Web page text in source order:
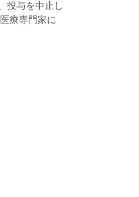
投与を中止し
療専門家に